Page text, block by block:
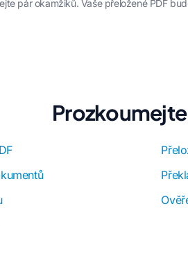
pár okamžiků. Vaše přeložené PDF